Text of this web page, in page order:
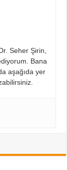
Seher Şirin,
Bana
aşağıda yer